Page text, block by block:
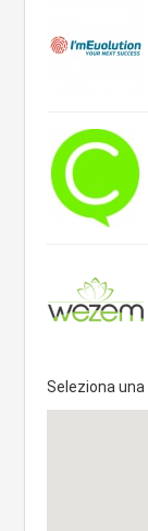
Seleziona una